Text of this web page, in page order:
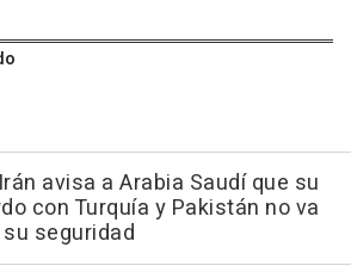
avisa a Arabia Saudí que su
con Turquía y Pakistán no va
seguridad